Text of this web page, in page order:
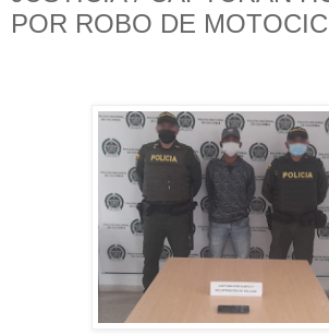
POR ROBO DE